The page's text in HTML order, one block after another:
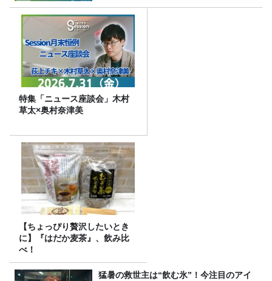
特集「ニュース座談会」木村
草太×奥村奈津美
【ちょっぴり贅沢したいとき
に】『はだか麦茶』、飲み比
べ！
猛暑の救世主は“飲む氷”！今注目のアイ